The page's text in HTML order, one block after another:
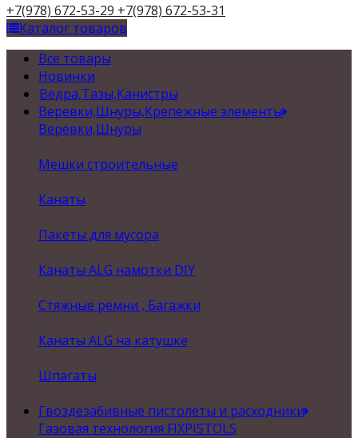
+7(978) 672-53-29 +7(978) 672-53-31
Каталог товаров
Все товары
Новинки
Ведра,Тазы,Канистры
Веревки,Шнуры,Крепежные элементы
Веревки,Шнуры
Мешки строительные
Канаты
Пакеты для мусора
Канаты ALG намотки DIY
Стяжные ремни , Багажки
Канаты ALG на катушке
Шпагаты
Гвоздезабивные пистолеты и расходники
Газовая технология FIXPISTOLS